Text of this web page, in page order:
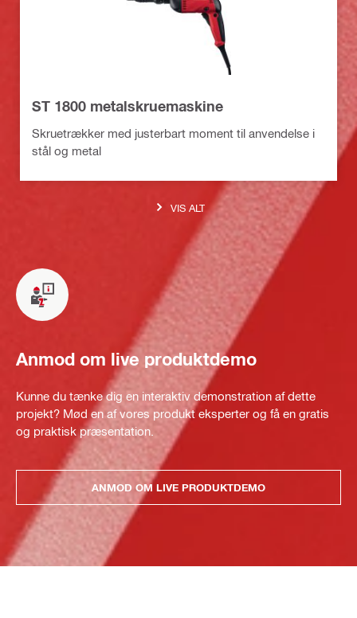
ST 1800 metalskruemaskine
Skruetrækker med justerbart moment til anvendelse i
stål og metal
VIS ALT
Anmod om live produktdemo
Kunne du tænke dig en interaktiv demonstration af dette
projekt? Mød en af vores produkt eksperter og få en gratis
og praktisk præsentation.
ANMOD OM LIVE PRODUKTDEMO